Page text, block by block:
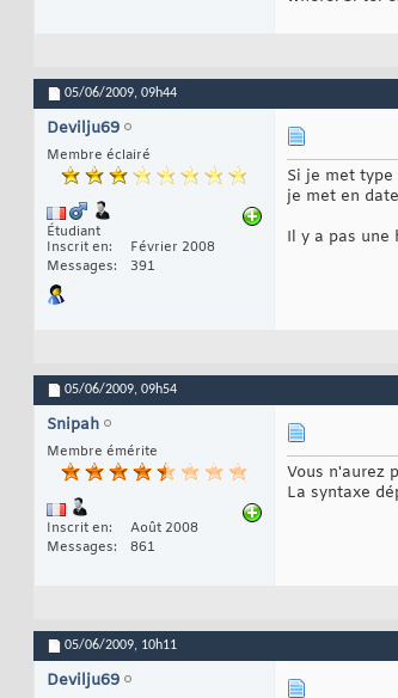
05/06/2009, 09h44
Devilju69
Membre éclairé
Étudiant
Inscrit en
Février 2008
Messages
391
Si je met
je met en
Il y a pas une
05/06/2009, 09h54
Snipah
Membre émérite
Inscrit en
Août 2008
Messages
861
Vous n'aurez
La syntaxe
05/06/2009, 10h11
Devilju69